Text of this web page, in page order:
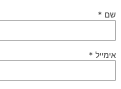
שם *
אימייל *